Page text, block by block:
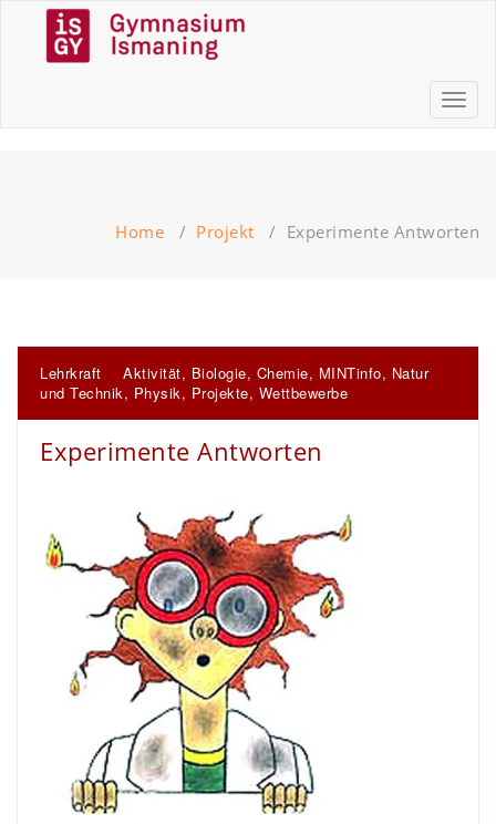
content
Home / Projekt / Experimente Antworten
Lehrkraft Aktivität, Biologie, Chemie, MINTinfo, Natur
und Technik, Physik, Projekte, Wettbewerbe
Experimente Antworten